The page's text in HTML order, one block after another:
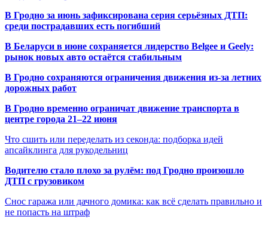
В Гродно за июнь зафиксирована серия серьёзных ДТП:
среди пострадавших есть погибший
В Беларуси в июне сохраняется лидерство Belgee и Geely:
рынок новых авто остаётся стабильным
В Гродно сохраняются ограничения движения из-за летних
дорожных работ
В Гродно временно ограничат движение транспорта в
центре города 21–22 июня
Что сшить или переделать из секонда: подборка идей
апсайклинга для рукодельниц
Водителю стало плохо за рулём: под Гродно произошло
ДТП с грузовиком
Снос гаража или дачного домика: как всё сделать правильно и
не попасть на штраф